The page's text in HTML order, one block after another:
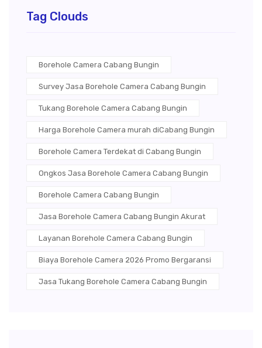
Tag Clouds
Borehole Camera Cabang Bungin
Survey Jasa Borehole Camera Cabang Bungin
Tukang Borehole Camera Cabang Bungin
Harga Borehole Camera murah diCabang Bungin
Borehole Camera Terdekat di Cabang Bungin
Ongkos Jasa Borehole Camera Cabang Bungin
Borehole Camera Cabang Bungin
Jasa Borehole Camera Cabang Bungin Akurat
Layanan Borehole Camera Cabang Bungin
Biaya Borehole Camera 2026 Promo Bergaransi
Jasa Tukang Borehole Camera Cabang Bungin